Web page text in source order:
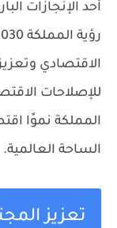
أحد الإنجازات
الاقتصادي
للإصلاحات
المملكة نموًا
الساحة العالمية.
تعزيز